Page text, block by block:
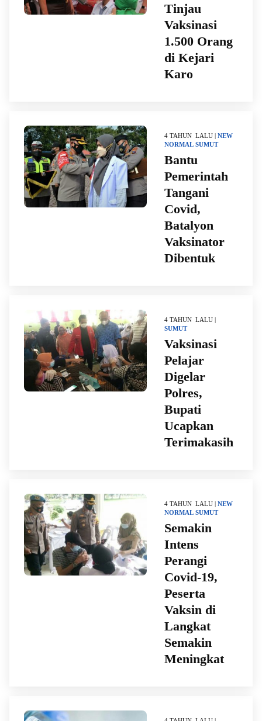
Tinjau
Vaksinasi
1.500 Orang
di Kejari
Karo
4 TAHUN LALU | NEW
NORMAL SUMUT
Bantu
Pemerintah
Tangani
Covid,
Batalyon
Vaksinator
Dibentuk
4 TAHUN LALU |
SUMUT
Vaksinasi
Pelajar
Digelar
Polres,
Bupati
Ucapkan
Terimakasih
4 TAHUN LALU | NEW
NORMAL SUMUT
Semakin
Intens
Perangi
Covid-19,
Peserta
Vaksin di
Langkat
Semakin
Meningkat